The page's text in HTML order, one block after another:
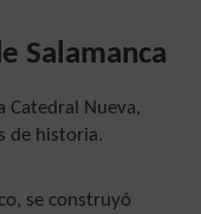
Salamanca
Catedral Nueva,
de historia.
se construyó